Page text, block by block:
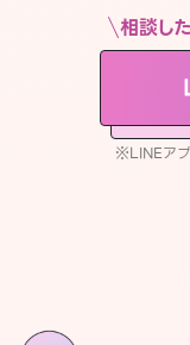
相談し
※LINEア